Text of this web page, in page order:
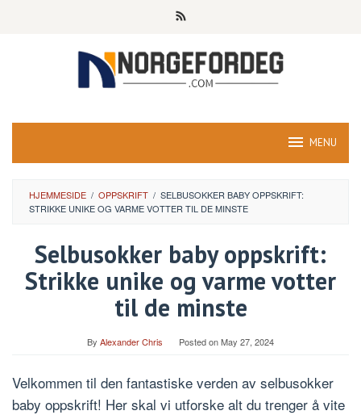
MENU
HJEMMESIDE / OPPSKRIFT / SELBUSOKKER BABY OPPSKRIFT:
STRIKKE UNIKE OG VARME VOTTER TIL DE MINSTE
Selbusokker baby oppskrift:
Strikke unike og varme votter
til de minste
By Alexander Chris Posted onMay 27, 2024
Velkommen til den fantastiske verden av selbusokker
baby oppskrift! Her skal vi utforske alt du trenger å vite